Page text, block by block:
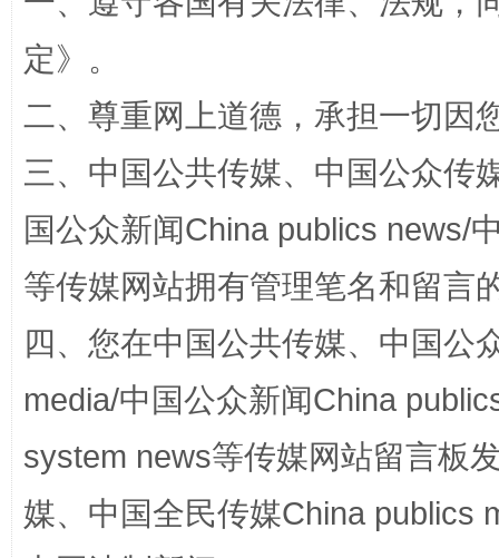
解纷+调解+退费，一次搞定
站台名比不上好声名
定》。
二、尊重网上道德，承担一切因
三、中国公共传媒、中国公众传
国公众新闻China publics news/
等传媒网站拥有管理笔名和留言
四、您在中国公共传媒、中国公
media/中国公众新闻China
system news等传媒网站留言板
媒、中国全民传媒China publics